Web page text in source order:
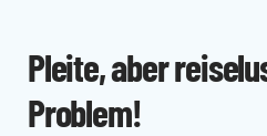
Pleite, aber
Problem!